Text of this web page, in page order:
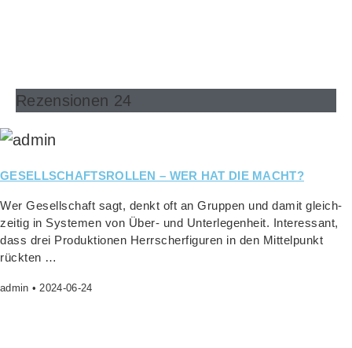
Rezensionen 24
GESELLSCHAFTSROLLEN – WER HAT DIE MACHT?
Wer Gesell­schaft sagt, denkt oft an Grup­pen und damit gleich­
zei­tig in Sys­te­men von Über- und Unter­le­gen­heit. Inter­es­sant,
dass drei Pro­duk­tio­nen Herr­scher­fi­gu­ren in den Mit­tel­punkt
rückten …
admin 2024-06-24